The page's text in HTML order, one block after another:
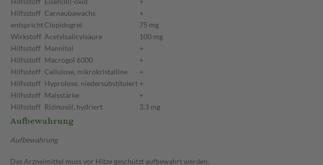
Hilfsstoff Carnaubawachs
+
entsprichtClopidogrel
75 mg
Wirkstoff Acetylsalicylsäure
100 mg
Hilfsstoff Mannitol
+
Hilfsstoff Macrogol 6000
+
Hilfsstoff Cellulose, mikrokristalline
+
Hilfsstoff Hyprolose, niedersubstituiert +
Hilfsstoff Maisstärke
+
Hilfsstoff Rizinusöl, hydriert 3,3 mg
Aufbewahrung
Aufbewahrung
Das Arzneimittel muss vor Hitze geschützt aufbewahrt werden.